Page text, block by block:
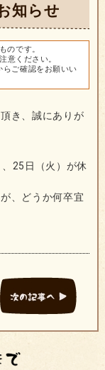
知らせ
のです。
意ください。
らご確認をお願いい
き、誠にありが
25日（火）が休
、どうか何卒宜